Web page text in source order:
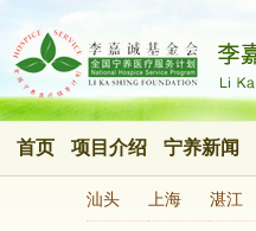
首页 项目介绍 宁养新闻
汕头 上海 湛江